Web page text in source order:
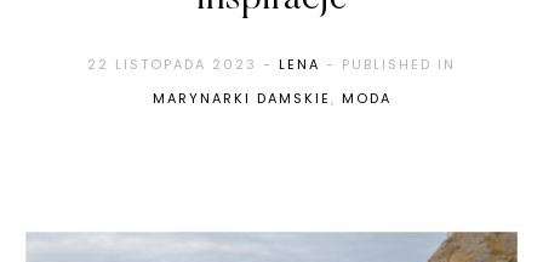
22 LISTOPADA 2023 - LENA - PUBLISHED IN
MARYNARKI DAMSKIE, MODA